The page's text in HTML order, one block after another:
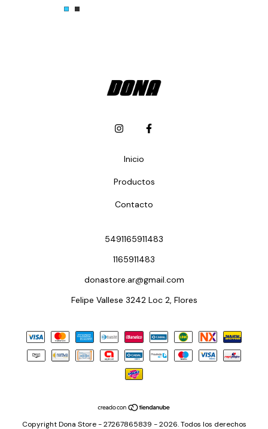
Inicio
Productos
Contacto
5491165911483
1165911483
donastore.ar@gmail.com
Felipe Vallese 3242 Loc 2, Flores
Copyright Dona Store - 27267865839 - 2026. Todos los derechos